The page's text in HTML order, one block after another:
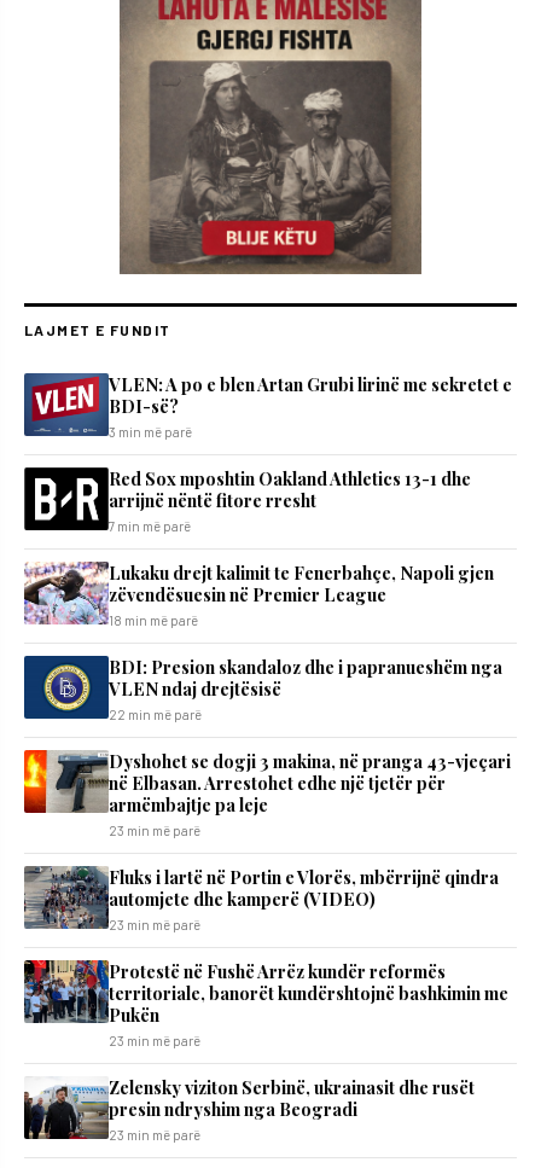
LAJMET E FUNDIT
VLEN: A po e blen Artan Grubi lirinë me sekretet e
BDI-së?
3 min më parë
Red Sox mposhtin Oakland Athletics 13-1 dhe
arrijnë nëntë fitore rresht
7 min më parë
Lukaku drejt kalimit te Fenerbahçe, Napoli gjen
zëvendësuesin në Premier League
18 min më parë
BDI: Presion skandaloz dhe i papranueshëm nga
VLEN ndaj drejtësisë
22 min më parë
Dyshohet se dogji 3 makina, në pranga 43-vjeçari
në Elbasan. Arrestohet edhe një tjetër për
armëmbajtje pa leje
23 min më parë
Fluks i lartë në Portin e Vlorës, mbërrijnë qindra
automjete dhe kamperë (VIDEO)
23 min më parë
Protestë në Fushë Arrëz kundër reformës
territoriale, banorët kundërshtojnë bashkimin me
Pukën
23 min më parë
Zelensky viziton Serbinë, ukrainasit dhe rusët
presin ndryshim nga Beogradi
23 min më parë